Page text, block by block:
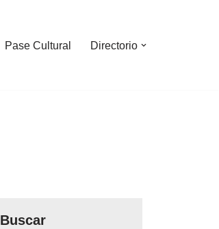
Pase Cultural Directorio
Buscar